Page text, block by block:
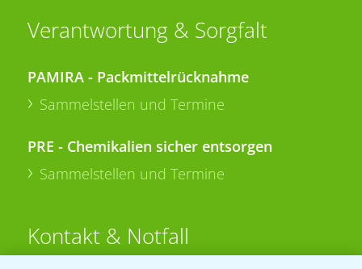
Verantwortung & Sorgfalt
PAMIRA - Packmittelrücknahme
Sammelstellen und Termine
PRE - Chemikalien sicher entsorgen
Sammelstellen und Termine
Kontakt & Notfall